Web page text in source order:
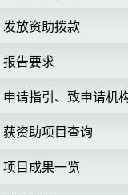
发放资助拨款
报告要求
申请指引、致申请机
获资助项目查询
项目成果一览